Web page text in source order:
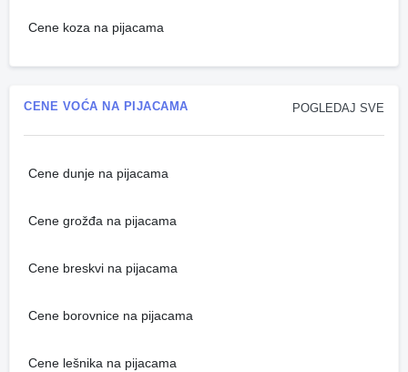
Cene koza na pijacama
POGLEDAJ SVE
CENE VOĆA NA PIJACAMA
Cene dunje na pijacama
Cene grožđa na pijacama
Cene breskvi na pijacama
Cene borovnice na pijacama
Cene lešnika na pijacama